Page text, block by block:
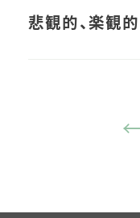
悲観的、楽観